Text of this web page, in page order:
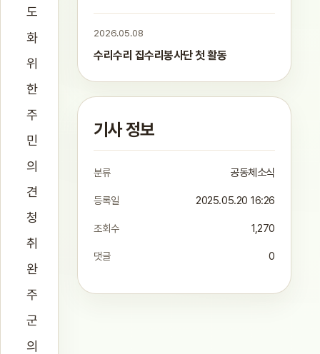
도
화
위
한
주
민
의
견
청
취
완
주
군
의
2026.05.08
수리수리 집수리봉사단 첫 활동
기사 정보
분류 공동체소식
등록일 2025.05.20 16:26
조회수 1,270
댓글 0